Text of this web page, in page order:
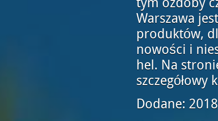
tym ozdoby
Warszawa
produktów,
nowości i
hel. Na
Dodane: